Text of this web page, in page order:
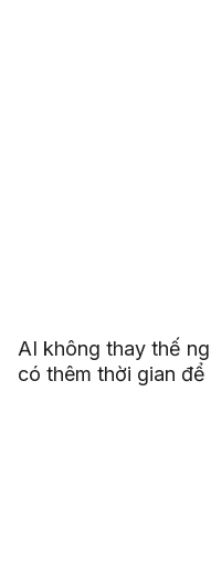
AI không thay thế
có thêm thời gian